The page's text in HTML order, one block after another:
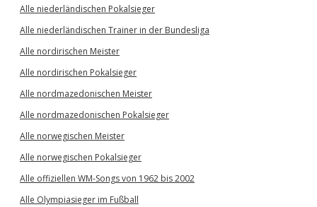
Alle niederländischen Pokalsieger
Alle niederländischen Trainer in der Bundesliga
Alle nordirischen Meister
Alle nordirischen Pokalsieger
Alle nordmazedonischen Meister
Alle nordmazedonischen Pokalsieger
Alle norwegischen Meister
Alle norwegischen Pokalsieger
Alle offiziellen WM-Songs von 1962 bis 2002
Alle Olympiasieger im Fußball